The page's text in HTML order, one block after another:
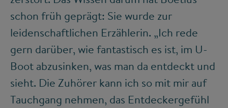
schon früh geprägt: Sie wurde zur
leidenschaftlichen Erzählerin. „Ich rede
gern darüber, wie fantastisch es ist, im U-
Boot abzusinken, was man da entdeckt und
sieht. Die Zuhörer kann ich so mit mir auf
Tauchgang nehmen, das Entdeckergefühl